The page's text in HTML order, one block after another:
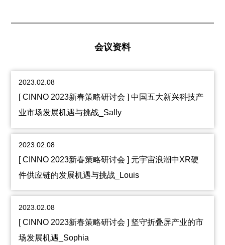
会议资料
2023.02.08
[ CINNO 2023新春策略研讨会 ] 中国五大新兴科技产
业市场发展机遇与挑战_Sally
2023.02.08
[ CINNO 2023新春策略研讨会 ] 元宇宙浪潮中XR硬
件供应链的发展机遇与挑战_Louis
2023.02.08
[ CINNO 2023新春策略研讨会 ] 坚守折叠屏产业的市
场发展机遇_Sophia